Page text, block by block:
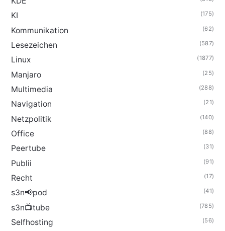
KI (175)
Kommunikation (62)
Lesezeichen (587)
Linux (1877)
Manjaro (25)
Multimedia (288)
Navigation (21)
Netzpolitik (140)
Office (88)
Peertube (31)
Publii (91)
Recht (17)
s3n📢pod (41)
s3n📺tube (785)
Selfhosting (56)